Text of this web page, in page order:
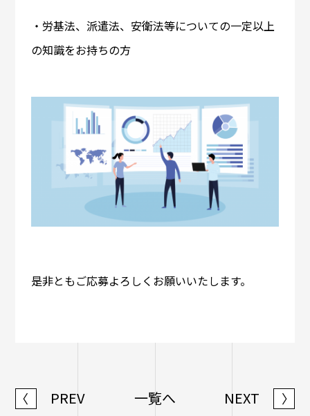
・労基法、派遣法、安衛法等についての一定以上
の知識をお持ちの方
是非ともご応募よろしくお願いいたします。
〈 PREV 一覧へ NEXT 〉